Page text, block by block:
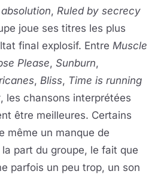
, Ruled by secrecy
joue ses titres les plus
final explosif. Entre Muscle
Please, Sunburn,
, Bliss, Time is running
, les chansons interprétées
être meilleures. Certains
même un manque de
part du groupe, le fait que
parfois un peu trop, un son